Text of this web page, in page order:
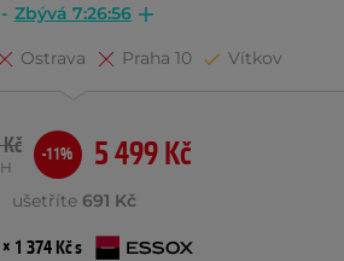
- Zbývá 7:26:55
Ostrava Praha 10 Vítkov
5 499 Kč
-11%
ušetříte 691 Kč
1 374 Kč s